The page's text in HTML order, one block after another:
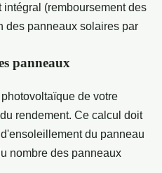
(remboursement des
des panneaux solaires par
panneaux
de votre
rendement. Ce calcul doit
du panneau
nombre des panneaux